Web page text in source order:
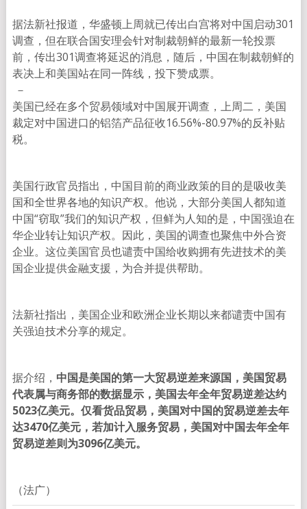
据法新社报道，华盛顿上周就已传出白宫将对中国启动301
调查，但在联合国安理会针对制裁朝鲜的最新一轮投票
前，传出301调查将延迟的消息，随后，中国在制裁朝鲜的
表决上和美国站在同一阵线，投下赞成票。
－
美国已经在多个贸易领域对中国展开调查，上周二，美国
裁定对中国进口的铝箔产品征收16.56%-80.97%的反补贴
税。
美国行政官员指出，中国目前的商业政策的目的是吸收美
国和全世界各地的知识产权。他说，大部分美国人都知道
中国“窃取”我们的知识产权，但鲜为人知的是，中国强迫在
华企业转让知识产权。因此，美国的调查也聚焦中外合资
企业。这位美国官员也谴责中国给收购拥有先进技术的美
国企业提供金融支援，为合并提供帮助。
法新社指出，美国企业和欧洲企业长期以来都谴责中国有
关强迫技术分享的规定。
据介绍， 中国是美国的第一大贸易逆差来源国，美国贸易
代表属与商务部的数据显示，美国去年全年贸易逆差达约
5023亿美元。仅看货品贸易，美国对中国的贸易逆差去年
达3470亿美元，若加计入服务贸易，美国对中国去年全年
贸易逆差则为3096亿美元。
（法广）